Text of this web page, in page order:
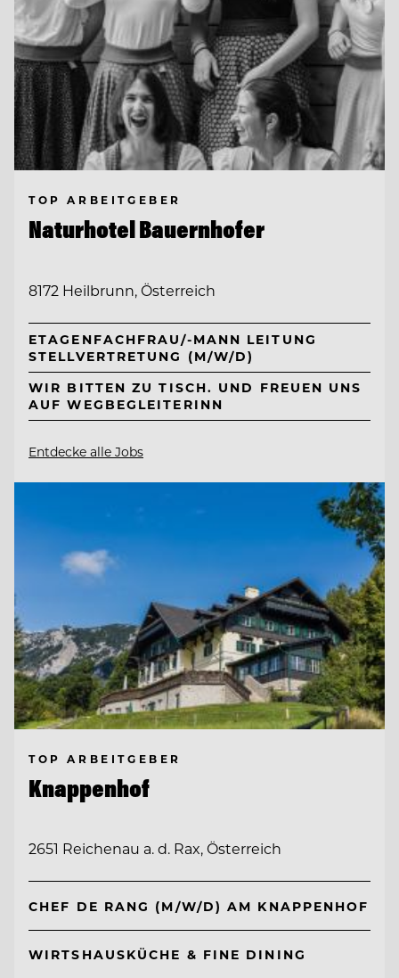
TOP ARBEITGEBER
Naturhotel Bauernhofer
8172 Heilbrunn, Österreich
ETAGENFACHFRAU/-MANN LEITUNG
STELLVERTRETUNG (M/W/D)
WIR BITTEN ZU TISCH. UND FREUEN UNS
AUF WEGBEGLEITERINN
Entdecke alle Jobs
TOP ARBEITGEBER
Knappenhof
2651 Reichenau a. d. Rax, Österreich
CHEF DE RANG (M/W/D) AM KNAPPENHOF
WIRTSHAUSKÜCHE & FINE DINING